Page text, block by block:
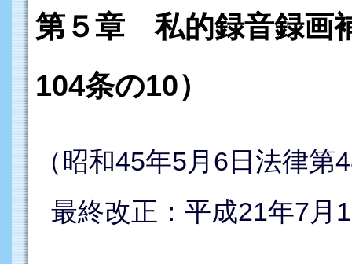
第５章 私的録音録画
104条の10）
（昭和45年5月6日法律第
最終改正：平成21年7月